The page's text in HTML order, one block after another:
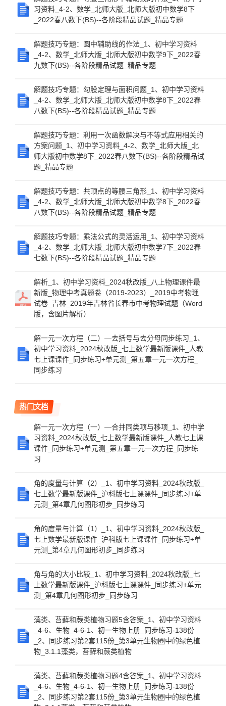
习资料_4-2、数学_北师大版_北师大版初中数学8下
_2022春八数下(BS)--各阶段精品试题_精品专题
解题技巧专题：圆中辅助线的作法_1、初中学习资料
_4-2、数学_北师大版_北师大版初中数学9下_2022春
九数下(BS)--各阶段精品试题_精品专题
解题技巧专题：勾股定理与面积问题_1、初中学习资料
_4-2、数学_北师大版_北师大版初中数学8下_2022春
八数下(BS)--各阶段精品试题_精品专题
解题技巧专题：利用一次函数解决与不等式应用相关的
方案问题_1、初中学习资料_4-2、数学_北师大版_北
师大版初中数学8下_2022春八数下(BS)--各阶段精品试
题_精品专题
解题技巧专题：共顶点的等腰三角形_1、初中学习资料
_4-2、数学_北师大版_北师大版初中数学8下_2022春
八数下(BS)--各阶段精品试题_精品专题
解题技巧专题：乘法公式的灵活运用_1、初中学习资料
_4-2、数学_北师大版_北师大版初中数学7下_2022春
七数下(BS)--各阶段精品试题_精品专题
解析_1、初中学习资料_2024秋改版_八上物理课件最
新版_物理中考真题卷（2019-2023）_2019中考物理
试卷_吉林_2019年吉林省长春市中考物理试题（Word
版，含图片解析）
解一元一次方程（二）—去括号与去分母同步练习_1、
初中学习资料_2024秋改版_七上数学最新版课件_人教
七上课课件_同步练习+单元测_第五章一元一次方程_
同步练习
热门文档
解一元一次方程（一）—合并同类项与移项_1、初中学
习资料_2024秋改版_七上数学最新版课件_人教七上课
课件_同步练习+单元测_第五章一元一次方程_同步练
习
角的度量与计算（2）_1、初中学习资料_2024秋改版_
七上数学最新版课件_沪科版七上课课件_同步练习+单
元测_第4章几何图形初步_同步练习
角的度量与计算（1）_1、初中学习资料_2024秋改版_
七上数学最新版课件_沪科版七上课课件_同步练习+单
元测_第4章几何图形初步_同步练习
角与角的大小比较_1、初中学习资料_2024秋改版_七
上数学最新版课件_沪科版七上课课件_同步练习+单元
测_第4章几何图形初步_同步练习
藻类、苔藓和蕨类植物习题5含答案_1、初中学习资料
_4-6、生物_4-6-1、初一生物上册_同步练习-138份
_2、同步练习第2套115份_第3单元生物圈中的绿色植
物_3.1.1藻类，苔藓和蕨类植物
藻类、苔藓和蕨类植物习题4含答案_1、初中学习资料
_4-6、生物_4-6-1、初一生物上册_同步练习-138份
_2、同步练习第2套115份_第3单元生物圈中的绿色植